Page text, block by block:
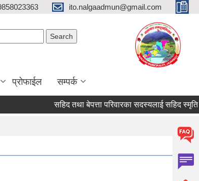
ito.nalgaadmun@gmail.com
प्रोफाईल सम्पर्क
सहिद तथा बेपत्ता परिवारका सदस्यलाई सहिद स्मृति